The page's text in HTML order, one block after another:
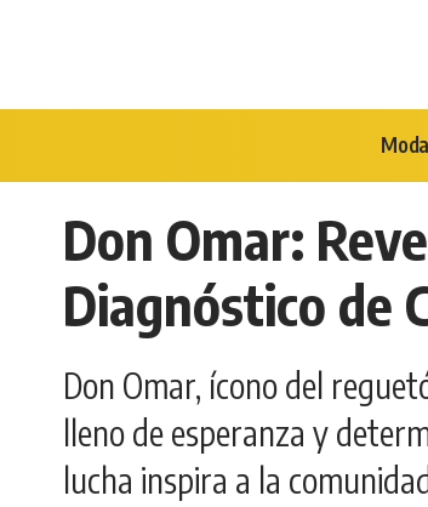
Moda
Don Omar:
Diagnóstico de
Don Omar, ícono del
lleno de esperanza y
lucha inspira a la